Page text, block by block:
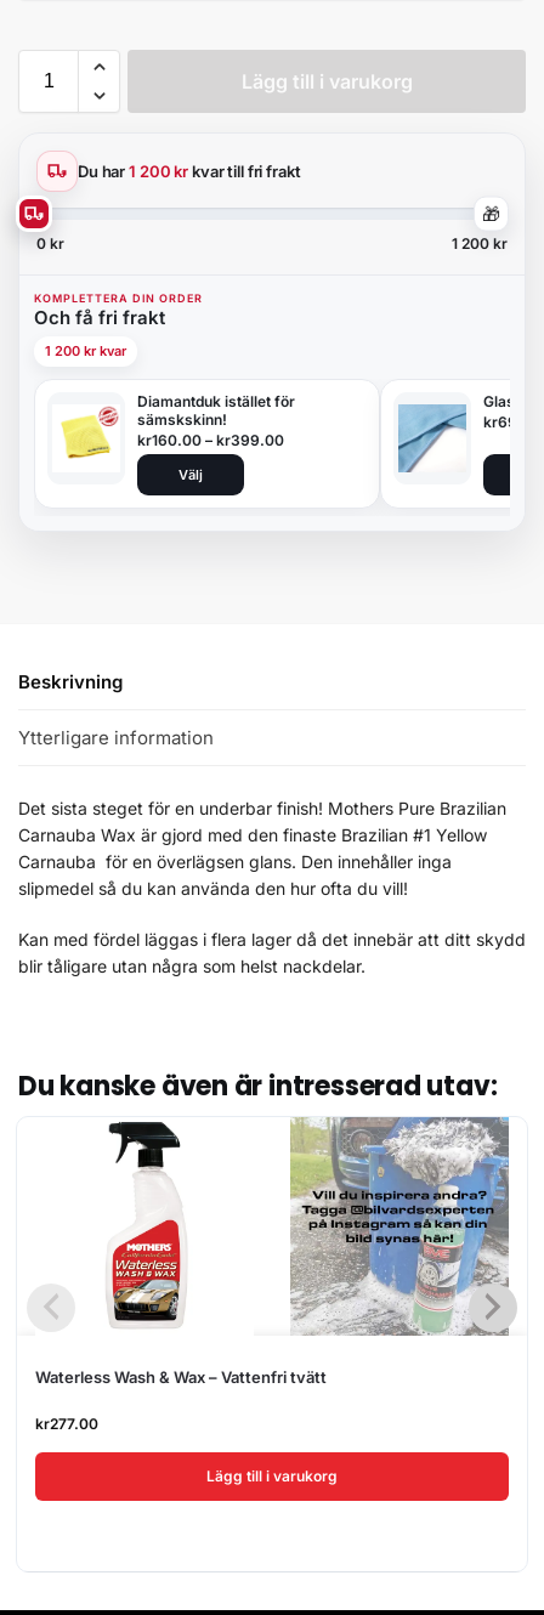
Lägg till i varukorg
Du har1 200 krkvar till fri frakt
🎁
0 kr 1 200 kr
KOMPLETTERA DIN ORDER
Och få fri frakt
1 200 kr kvar
Diamantduk istället för
sämskskinn!
kr160.00 – kr399.00
Välj
kr69.00
Beskrivning
Ytterligare information
Det sista steget för en underbar finish! Mothers Pure Brazilian
Carnauba Wax är gjord med den finaste Brazilian #1 Yellow
Carnauba för en överlägsen glans. Den innehåller inga
slipmedel så du kan använda den hur ofta du vill!
Kan med fördel läggas i flera lager då det innebär att ditt skydd
blir tåligare utan några som helst nackdelar.
Du kanske även är intresserad utav:
Waterless Wash & Wax – Vattenfri tvätt
kr277.00
Lägg till i varukorg